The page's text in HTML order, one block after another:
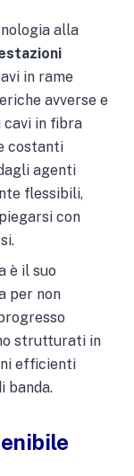
alla
in rame
avverse e
cavi in fibra
costanti
agenti
flessibili,
con
è il suo
per non
strutturati in
efficienti
banda.